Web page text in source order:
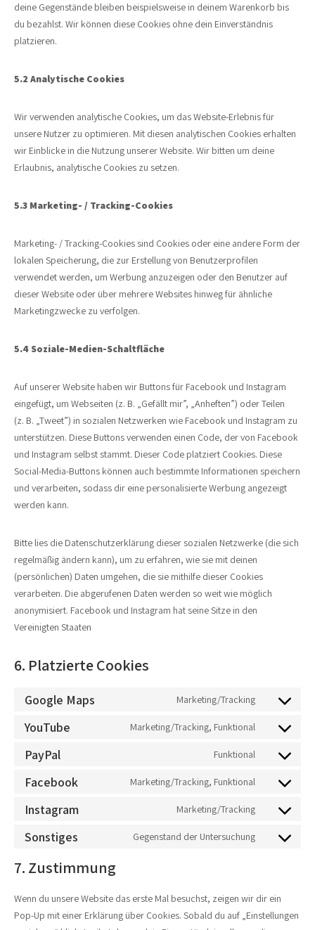
deine Gegenstände bleiben beispielsweise in deinem Warenkorb bis
du bezahlst. Wir können diese Cookies ohne dein Einverständnis
platzieren.
5.2 Analytische Cookies
Wir verwenden analytische Cookies, um das Website-Erlebnis für
unsere Nutzer zu optimieren. Mit diesen analytischen Cookies erhalten
wir Einblicke in die Nutzung unserer Website. Wir bitten um deine
Erlaubnis, analytische Cookies zu setzen.
5.3 Marketing- / Tracking-Cookies
Marketing- / Tracking-Cookies sind Cookies oder eine andere Form der
lokalen Speicherung, die zur Erstellung von Benutzerprofilen
verwendet werden, um Werbung anzuzeigen oder den Benutzer auf
dieser Website oder über mehrere Websites hinweg für ähnliche
Marketingzwecke zu verfolgen.
5.4 Soziale-Medien-Schaltfläche
Auf unserer Website haben wir Buttons für Facebook und Instagram
eingefügt, um Webseiten (z. B. „Gefällt mir”, „Anheften”) oder Teilen
(z. B. „Tweet”) in sozialen Netzwerken wie Facebook und Instagram zu
unterstützen. Diese Buttons verwenden einen Code, der von Facebook
und Instagram selbst stammt. Dieser Code platziert Cookies. Diese
Social-Media-Buttons können auch bestimmte Informationen speichern
und verarbeiten, sodass dir eine personalisierte Werbung angezeigt
werden kann.
Bitte lies die Datenschutzerklärung dieser sozialen Netzwerke (die sich
regelmäßig ändern kann), um zu erfahren, wie sie mit deinen
(persönlichen) Daten umgehen, die sie mithilfe dieser Cookies
verarbeiten. Die abgerufenen Daten werden so weit wie möglich
anonymisiert. Facebook und Instagram hat seine Sitze in den
Vereinigten Staaten
6. Platzierte Cookies
Google Maps Marketing/Tracking
YouTube Marketing/Tracking, Funktional
PayPal Funktional
Facebook Marketing/Tracking, Funktional
Instagram Marketing/Tracking
Sonstiges Gegenstand der Untersuchung
7. Zustimmung
Wenn du unsere Website das erste Mal besuchst, zeigen wir dir ein
Pop-Up mit einer Erklärung über Cookies. Sobald du auf „Einstellungen